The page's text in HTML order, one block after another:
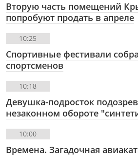
Вторую часть помещений
попробуют продать в апреле
10:25
Спортивные фестивали
спортсменов
10:18
Девушка-подросток
незаконном обороте
10:00
Времена. Загадочная